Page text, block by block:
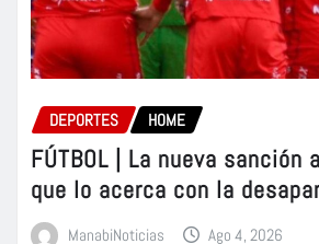
DEPORTES HOME
FÚTBOL | La nueva sanción
que lo acerca con la
ManabiNoticias Ago 4, 2026